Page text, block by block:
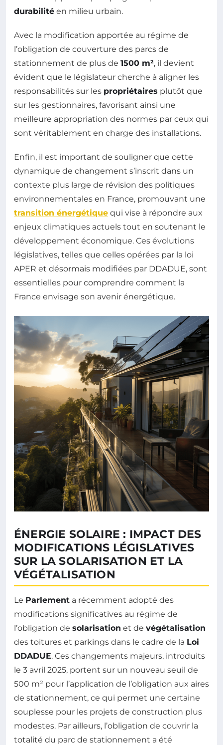
durabilité en milieu urbain.
Avec la modification apportée au régime de
l’obligation de couverture des parcs de
stationnement de plus de 1500 m², il devient
évident que le législateur cherche à aligner les
responsabilités sur les propriétaires plutôt que
sur les gestionnaires, favorisant ainsi une
meilleure appropriation des normes par ceux qui
sont véritablement en charge des installations.
Enfin, il est important de souligner que cette
dynamique de changement s’inscrit dans un
contexte plus large de révision des politiques
environnementales en France, promouvant une
transition énergétique qui vise à répondre aux
enjeux climatiques actuels tout en soutenant le
développement économique. Ces évolutions
législatives, telles que celles opérées par la loi
APER et désormais modifiées par DDADUE, sont
essentielles pour comprendre comment la
France envisage son avenir énergétique.
ÉNERGIE SOLAIRE : IMPACT DES
MODIFICATIONS LÉGISLATIVES
SUR LA SOLARISATION ET LA
VÉGÉTALISATION
Le Parlement a récemment adopté des
modifications significatives au régime de
l’obligation de solarisation et de végétalisation
des toitures et parkings dans le cadre de la Loi
DDADUE. Ces changements majeurs, introduits
le 3 avril 2025, portent sur un nouveau seuil de
500 m² pour l’application de l’obligation aux aires
de stationnement, ce qui permet une certaine
souplesse pour les projets de construction plus
modestes. Par ailleurs, l’obligation de couvrir la
totalité du parc de stationnement a été